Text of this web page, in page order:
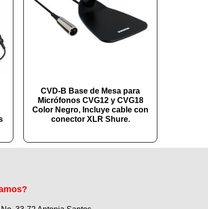
CVD-B Base de Mesa para
Micrófonos CVG12 y CVG18
Color Negro, Incluye cable con
conector XLR Shure.